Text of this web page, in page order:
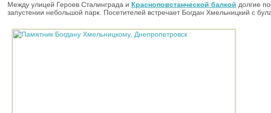
Между улицей Героев Сталинграда и Красноповстанческой балкой долгие
запустении небольшой парк. Посетителей встречает Богдан Хмельницкий с